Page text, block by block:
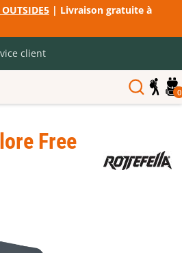
| Livraison gratuite à
client
0
Free